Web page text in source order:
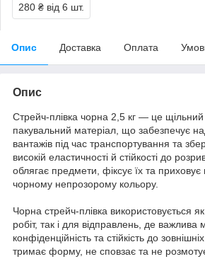
280 ₴ від 6 шт.
Опис Доставка Оплата
Опис
Стрейч-плівка чорна 2,5 кг — це щільний
пакувальний матеріал, що забезпечує
вантажів під час транспортування та
високій еластичності й стійкості до
облягає предмети, фіксує їх та приховує
чорному непрозорому кольору.
Чорна стрейч-плівка використовується
робіт, так і для відправлень, де важлива
конфіденційність та стійкість до
тримає форму, не сповзає та не